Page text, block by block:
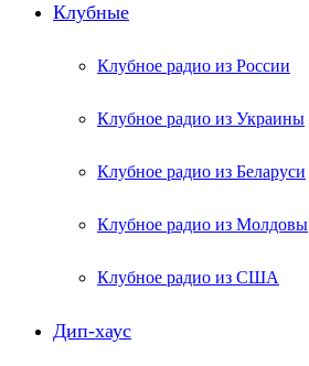
Клубные
Клубное радио из России
Клубное радио из Украины
Клубное радио из Беларуси
Клубное радио из Молдовы
Клубное радио из США
Дип-хаус